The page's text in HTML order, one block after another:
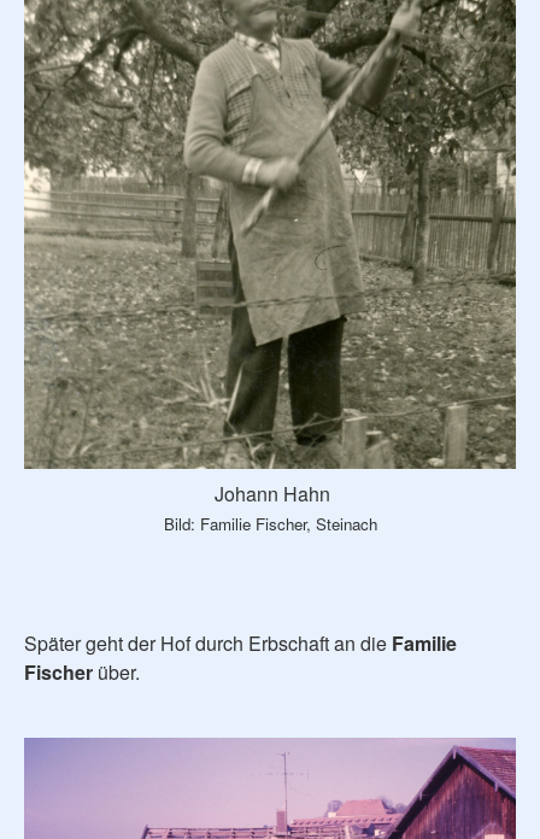
Johann Hahn
Bild: Familie Fischer, Steinach
Später geht der Hof durch Erbschaft an die Familie
Fischer über.